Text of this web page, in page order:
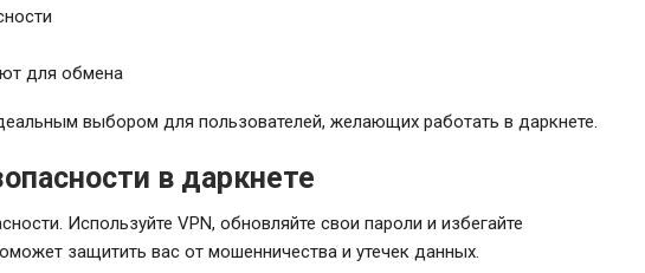
для обмена
выбором для пользователей, желающих работать в даркнете.
в даркнете
Используйте VPN, обновляйте свои пароли и избегайте
защитить вас от мошенничества и утечек данных.